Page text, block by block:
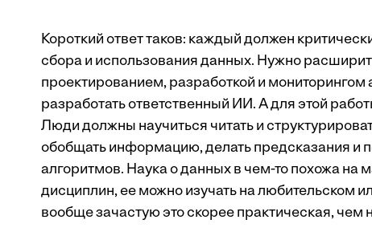
Короткий ответ таков: каждый должен
сбора и использования данных. Нужно
проектированием, разработкой и
разработать ответственный ИИ. А для этой
Люди должны научиться читать и
обобщать информацию, делать предсказания и
алгоритмов. Наука о данных в чем-то похожа на
дисциплин, ее можно изучать на любительском
вообще зачастую это скорее практическая, чем